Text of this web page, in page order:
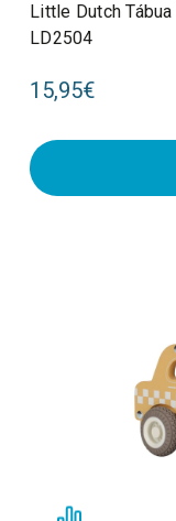
Little Dutch
LD2504
15,95€